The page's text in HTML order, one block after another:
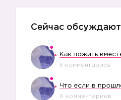
Сейчас обсуждают
5 комментариев
6 комментариев